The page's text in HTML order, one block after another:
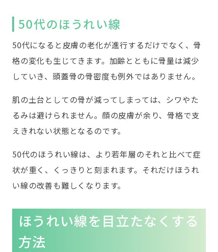
50代のほうれい線
50代になると皮膚の老化が進行するだけでなく、骨
格の変化も生じてきます。加齢とともに骨量は減少
していき、頭蓋骨の骨密度も例外ではありません。
肌の土台としての骨が減ってしまっては、シワやた
るみは避けられません。顔の皮膚が余り、骨格で支
えきれない状態となるのです。
50代のほうれい線は、より若年層のそれと比べて症
状が重く、くっきりと刻まれます。それだけほうれ
い線の改善も難しくなります。
ほうれい線を目立たなくする
方法